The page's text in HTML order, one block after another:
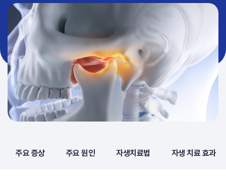
주요 증상 주요 원인 자생치료법 자생 치료 효과